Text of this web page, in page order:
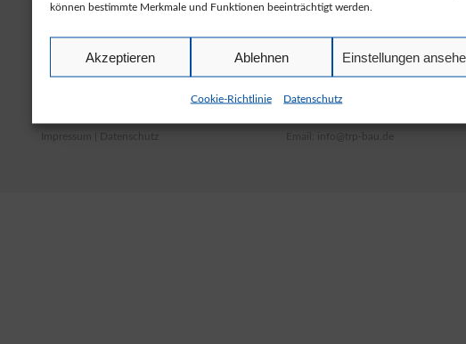
können bestimmte Merkmale und Funktionen beeinträchtigt werden.
Akzeptieren Ablehnen Einstellungen
Cookie-Richtlinie Datenschutz
STANDORT
Datenschutz
KONTAKT
Email: